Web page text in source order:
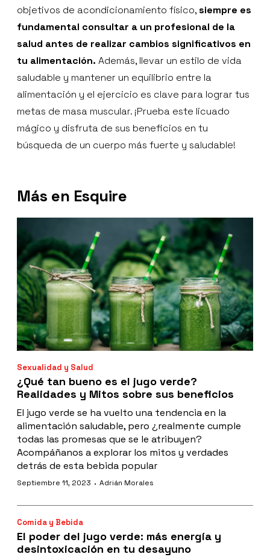
objetivos de acondicionamiento físico,siempre es
fundamental consultar a un profesional de la
salud antes de realizar cambios significativos en
tu alimentación. Además, llevar un estilo de vida
saludable y mantener un equilibrio entre la
alimentación y el ejercicio es clave para lograr tus
metas de masa muscular. ¡Prueba este licuado
mágico y disfruta de sus beneficios en tu
búsqueda de un cuerpo más fuerte y saludable!
Más en Esquire
Sexualidad y Salud
¿Qué tan bueno es el jugo verde?
Realidades y Mitos sobre sus beneficios
El jugo verde se ha vuelto una tendencia en la
alimentación saludable, pero ¿realmente cumple
todas las promesas que se le atribuyen?
Acompáñanos a explorar los mitos y verdades
detrás de esta bebida popular
Septiembre 11, 2023 · Adrián Morales
Comida y Bebida
El poder del jugo verde: más energía y
desintoxicación en tu desayuno